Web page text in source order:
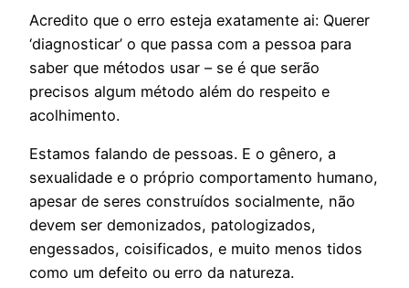
Acredito que o erro esteja exatamente ai: Querer
‘diagnosticar’ o que passa com a pessoa para
saber que métodos usar – se é que serão
precisos algum método além do respeito e
acolhimento.
Estamos falando de pessoas. E o gênero, a
sexualidade e o próprio comportamento humano,
apesar de seres construídos socialmente, não
devem ser demonizados, patologizados,
engessados, coisificados, e muito menos tidos
como um defeito ou erro da natureza.